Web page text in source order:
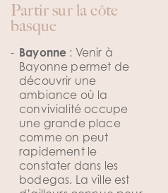
Partir sur la côte
basque
Bayonne : Venir à
Bayonne permet de
découvrir une
ambiance où la
convivialité occupe
une grande place
comme on peut
rapidement le
constater dans les
bodegas. La ville est